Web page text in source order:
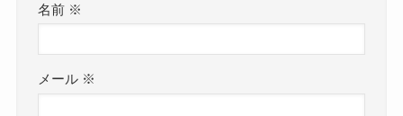
名前 ※
メール ※